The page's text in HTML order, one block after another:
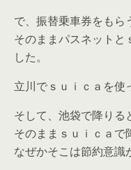
で、振替乗車券をもら
そのままパスネットと
した。
立川でｓｕｉｃａを使
そして、池袋で降りる
そのままｓｕｉｃａで
なぜかそこは節約意識